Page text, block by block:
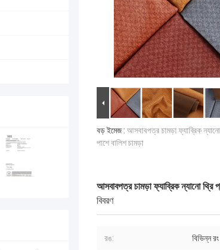
বড় ইমেজ : আসবাবপত্র চামড়া ফ্যাব্রিক
পাশে বালিশ চামড়া
আসবাবপত্র চামড়া ফ্যাব্রিক ন্যানো থ্রি
বিবরণ
রঙ: বিভিন্ন রং